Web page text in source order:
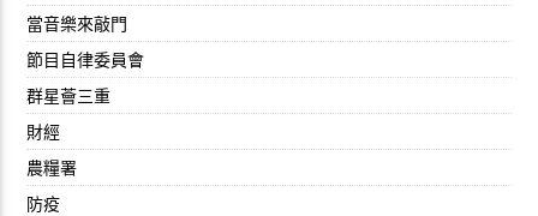
當音樂來敲門
節目自律委員會
群星薈三重
財經
農糧署
防疫